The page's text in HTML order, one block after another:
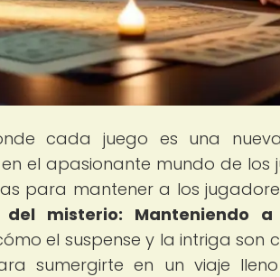
cada juego es una
el apasionante mundo de los
para mantener a los
misterio: Manteniendo
el suspense y la intriga son
sumergirte en un viaje